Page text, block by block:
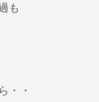
も
・・